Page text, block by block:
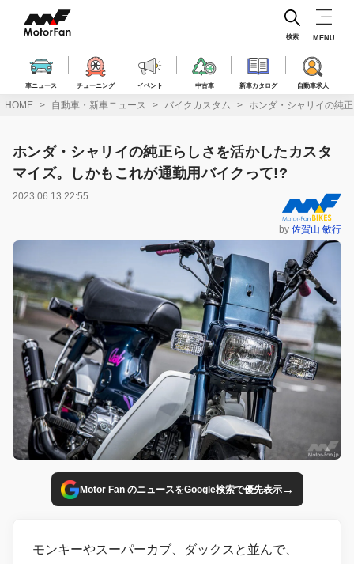
ス
車ニュース チューニング イベント 中古車 新車カタログ 自動車求人
検索 MENU
HOME 自動車・新車ニュース バイクカスタム ホンダ・シャリイの純
ホンダ・シャリイの純正らしさを活かしたカスタ
マイズ。しかもこれが通勤用バイクって!?
2023.06.13 22:55
by 佐賀山 敏行
Motor Fan のニュースをGoogle検索で優先表示→
モンキーやスーパーカブ、ダックスと並んで、